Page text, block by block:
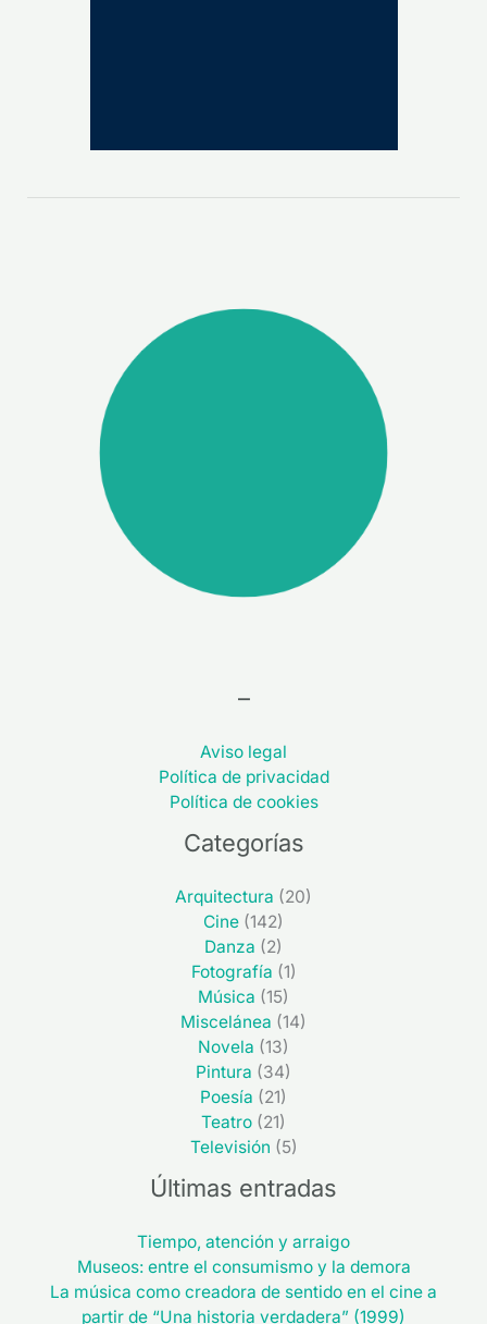
–
Aviso legal
Política de privacidad
Política de cookies
Categorías
Arquitectura (20)
Cine (142)
Danza (2)
Fotografía (1)
Música (15)
Miscelánea (14)
Novela (13)
Pintura (34)
Poesía (21)
Teatro (21)
Televisión (5)
Últimas entradas
Tiempo, atención y arraigo
Museos: entre el consumismo y la demora
La música como creadora de sentido en el cine a
partir de “Una historia verdadera” (1999)